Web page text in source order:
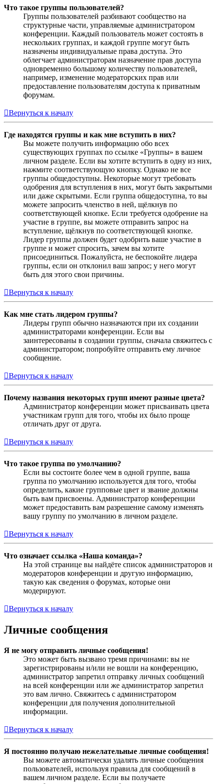
Что такое группы пользователей?
Группы пользователей разбивают сообщество на
структурные части, управляемые администратором
конференции. Каждый пользователь может состоять в
нескольких группах, и каждой группе могут быть
назначены индивидуальные права доступа. Это
облегчает администраторам назначение прав доступа
одновременно большому количеству пользователей,
например, изменение модераторских прав или
предоставление пользователям доступа к приватным
форумам.
Вернуться к началу
Где находятся группы и как мне вступить в них?
Вы можете получить информацию обо всех
существующих группах по ссылке «Группы» в вашем
личном разделе. Если вы хотите вступить в одну из них,
нажмите соответствующую кнопку. Однако не все
группы общедоступны. Некоторые могут требовать
одобрения для вступления в них, могут быть закрытыми
или даже скрытыми. Если группа общедоступна, то вы
можете запросить членство в ней, щёлкнув по
соответствующей кнопке. Если требуется одобрение на
участие в группе, вы можете отправить запрос на
вступление, щёлкнув по соответствующей кнопке.
Лидер группы должен будет одобрить ваше участие в
группе и может спросить, зачем вы хотите
присоединиться. Пожалуйста, не беспокойте лидера
группы, если он отклонил ваш запрос; у него могут
быть для этого свои причины.
Вернуться к началу
Как мне стать лидером группы?
Лидеры групп обычно назначаются при их создании
администраторами конференции. Если вы
заинтересованы в создании группы, сначала свяжитесь с
администратором; попробуйте отправить ему личное
сообщение.
Вернуться к началу
Почему названия некоторых групп имеют разные цвета?
Администратор конференции может присваивать цвета
участникам групп для того, чтобы их было проще
отличать друг от друга.
Вернуться к началу
Что такое группа по умолчанию?
Если вы состоите более чем в одной группе, ваша
группа по умолчанию используется для того, чтобы
определить, какие групповые цвет и звание должны
быть вам присвоены. Администратор конференции
может предоставить вам разрешение самому изменять
вашу группу по умолчанию в личном разделе.
Вернуться к началу
Что означает ссылка «Наша команда»?
На этой странице вы найдёте список администраторов и
модераторов конференции и другую информацию,
такую как сведения о форумах, которые они
модерируют.
Вернуться к началу
Личные сообщения
Я не могу отправить личные сообщения!
Это может быть вызвано тремя причинами: вы не
зарегистрированы и/или не вошли на конференцию,
администратор запретил отправку личных сообщений
на всей конференции или же администратор запретил
это вам лично. Свяжитесь с администратором
конференции для получения дополнительной
информации.
Вернуться к началу
Я постоянно получаю нежелательные личные сообщения!
Вы можете автоматически удалять личные сообщения
пользователей, используя правила для сообщений в
вашем личном разделе. Если вы получаете